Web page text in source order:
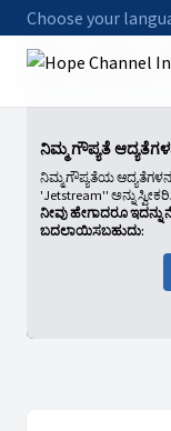
Choose your
Home
Death and
ನಿಮ್ಮ ಗೌಪ್ಯತೆ
ನಿಮ್ಮ ಗೌಪ್ಯತೆಯ
'Jetstream'' ಅನ್ನು
ನೀವು ಹೇಗಾದರೂ ಇದನ್ನು
ಬದಲಾಯಿಸಬಹುದು: